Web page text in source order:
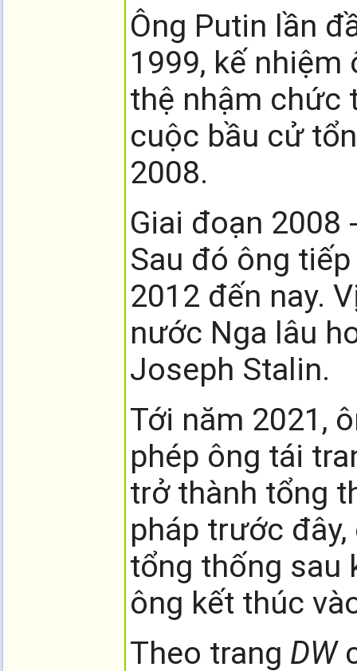
Ông Putin lần
1999, kế nhiệm
thệ nhậm chức
cuộc bầu cử
2008.
Giai đoạn 2008
Sau đó ông
2012 đến nay.
nước Nga lâu
Joseph Stalin.
Tới năm 2021,
phép ông tái
trở thành tổng
pháp trước
tổng thống sau
ông kết thúc
Theo trang DW